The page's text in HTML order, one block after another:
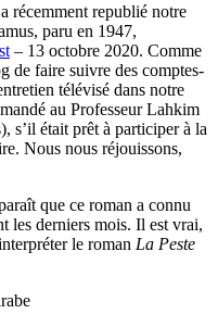
récemment republié notre
paru en 1947,
– 13 octobre 2020. Comme
de faire suivre des comptes-
télévisé dans notre
au Professeur Lahkim
s’il était prêt à participer à la
Nous nous réjouissons,
que ce roman a connu
les derniers mois. Il est vrai,
le roman La Peste